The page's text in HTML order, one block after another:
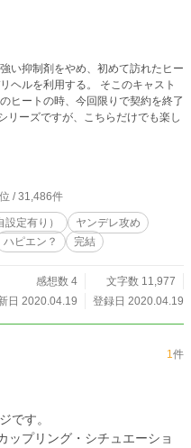
い抑制剤をやめ、初めて訪れたヒー
ヘルを利用する。 そこのキャスト
ヒートの時、今回限りで契約を終了
ーズですが、こちらだけでも楽し
位 / 31,486件
定有り）
ヤンデレ攻め
ハピエン？ 完結
感想数 4
文字数 11,977
日 2020.04.19
登録日 2020.04.19
1件
です。
ップリング・シチュエーショ